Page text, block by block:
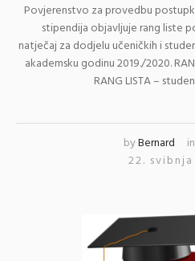
Povjerenstvo za provedbu
stipendija objavljuje rang liste
natječaj za dodjelu učeničkih i
akademsku godinu 2019./2020.
RANG LISTA –
byBernard in
22.